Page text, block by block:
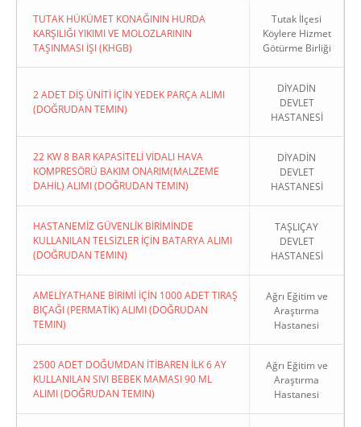
TUTAK HÜKÜMET KONAĞININ HURDA
KARŞILIĞI YIKIMI VE MOLOZLARININ
TAŞINMASI İŞI (KHGB)
Tutak İlçesi
Köylere Hizmet
Götürme Birliği
2 ADET DİŞ ÜNİTİ İÇİN YEDEK PARÇA ALIMI
(DOĞRUDAN TEMIN)
DİYADİN
DEVLET
HASTANESİ
22 KW 8 BAR KAPASİTELİ VİDALI HAVA
KOMPRESÖRÜ BAKIM ONARIM(MALZEME
DAHİL) ALIMI (DOĞRUDAN TEMIN)
DİYADİN
DEVLET
HASTANESİ
HASTANEMİZ GÜVENLİK BİRİMİNDE
KULLANILAN TELSİZLER İÇİN BATARYA ALIMI
(DOĞRUDAN TEMIN)
TAŞLIÇAY
DEVLET
HASTANESİ
AMELİYATHANE BİRİMİ İÇİN 1000 ADET TIRAŞ
BIÇAĞI (PERMATİK) ALIMI (DOĞRUDAN
TEMIN)
Ağrı Eğitim ve
Araştırma
Hastanesi
2500 ADET DOĞUMDAN İTİBAREN İLK 6 AY
KULLANILAN SIVI BEBEK MAMASI 90 ML
ALIMI (DOĞRUDAN TEMIN)
Ağrı Eğitim ve
Araştırma
Hastanesi